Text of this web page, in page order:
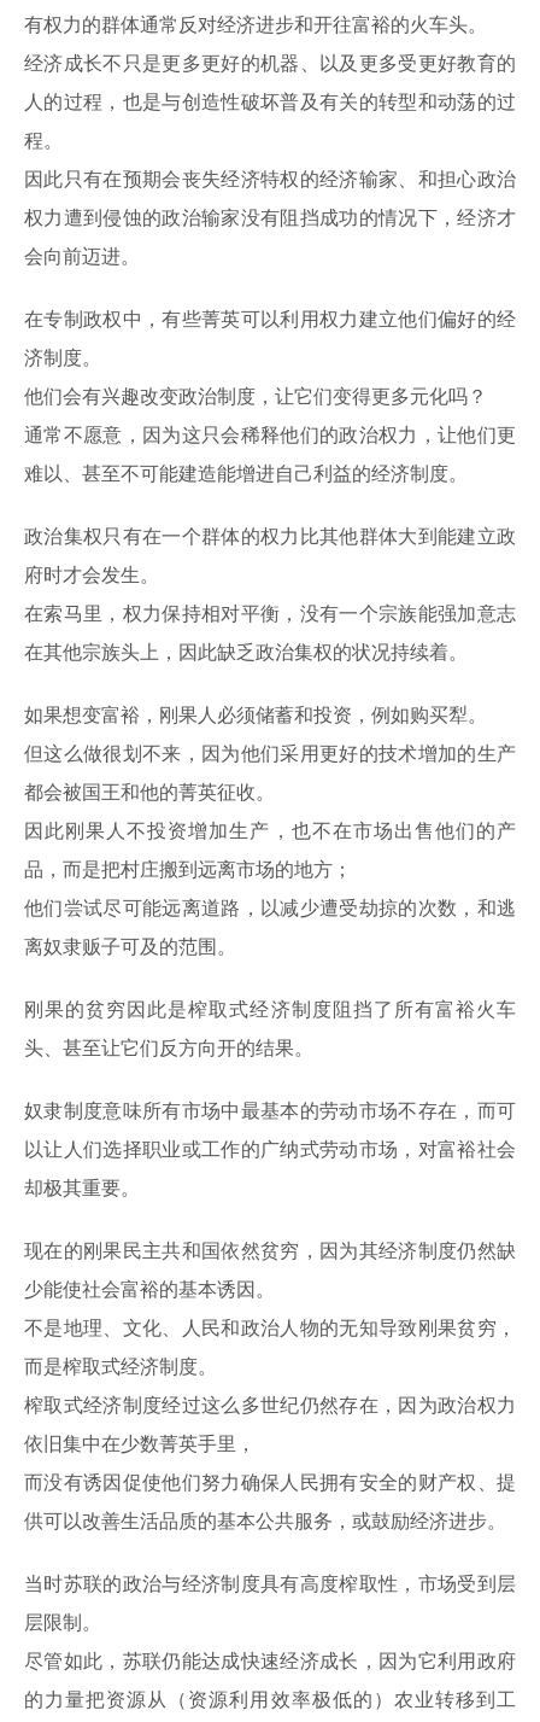
有权力的群体通常反对经济进步和开往富裕的火车头。
经济成长不只是更多更好的机器、以及更多受更好教育的
人的过程，也是与创造性破坏普及有关的转型和动荡的过
程。
因此只有在预期会丧失经济特权的经济输家、和担心政治
权力遭到侵蚀的政治输家没有阻挡成功的情况下，经济才
会向前迈进。
在专制政权中，有些菁英可以利用权力建立他们偏好的经
济制度。
他们会有兴趣改变政治制度，让它们变得更多元化吗？
通常不愿意，因为这只会稀释他们的政治权力，让他们更
难以、甚至不可能建造能增进自己利益的经济制度。
政治集权只有在一个群体的权力比其他群体大到能建立政
府时才会发生。
在索马里，权力保持相对平衡，没有一个宗族能强加意志
在其他宗族头上，因此缺乏政治集权的状况持续着。
如果想变富裕，刚果人必须储蓄和投资，例如购买犁。
但这么做很划不来，因为他们采用更好的技术增加的生产
都会被国王和他的菁英征收。
因此刚果人不投资增加生产，也不在市场出售他们的产
品，而是把村庄搬到远离市场的地方；
他们尝试尽可能远离道路，以减少遭受劫掠的次数，和逃
离奴隶贩子可及的范围。
刚果的贫穷因此是榨取式经济制度阻挡了所有富裕火车
头、甚至让它们反方向开的结果。
奴隶制度意味所有市场中最基本的劳动市场不存在，而可
以让人们选择职业或工作的广纳式劳动市场，对富裕社会
却极其重要。
现在的刚果民主共和国依然贫穷，因为其经济制度仍然缺
少能使社会富裕的基本诱因。
不是地理、文化、人民和政治人物的无知导致刚果贫穷，
而是榨取式经济制度。
榨取式经济制度经过这么多世纪仍然存在，因为政治权力
依旧集中在少数菁英手里，
而没有诱因促使他们努力确保人民拥有安全的财产权、提
供可以改善生活品质的基本公共服务，或鼓励经济进步。
当时苏联的政治与经济制度具有高度榨取性，市场受到层
层限制。
尽管如此，苏联仍能达成快速经济成长，因为它利用政府
的力量把资源从（资源利用效率极低的）农业转移到工